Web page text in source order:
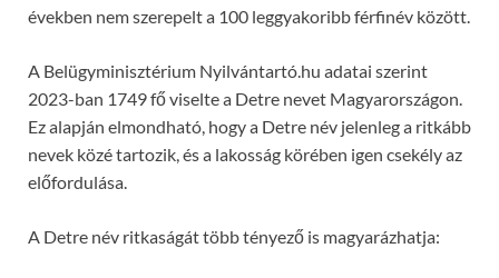
években nem szerepelt a 100 leggyakoribb férfinév között.
A Belügyminisztérium Nyilvántartó.hu adatai szerint
2023-ban 1749 fő viselte a Detre nevet Magyarországon.
Ez alapján elmondható, hogy a Detre név jelenleg a ritkább
nevek közé tartozik, és a lakosság körében igen csekély az
előfordulása.
A Detre név ritkaságát több tényező is magyarázhatja: